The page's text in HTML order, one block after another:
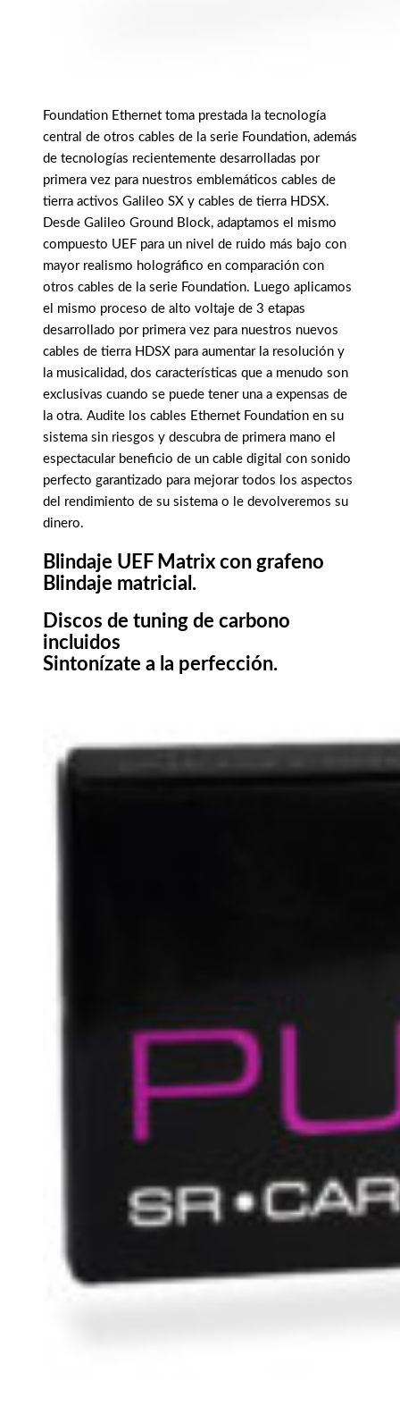
Foundation Ethernet toma prestada la tecnología
central de otros cables de la serie Foundation, además
de tecnologías recientemente desarrolladas por
primera vez para nuestros emblemáticos cables de
tierra activos Galileo SX y cables de tierra HDSX.
Desde Galileo Ground Block, adaptamos el mismo
compuesto UEF para un nivel de ruido más bajo con
mayor realismo holográfico en comparación con
otros cables de la serie Foundation. Luego aplicamos
el mismo proceso de alto voltaje de 3 etapas
desarrollado por primera vez para nuestros nuevos
cables de tierra HDSX para aumentar la resolución y
la musicalidad, dos características que a menudo son
exclusivas cuando se puede tener una a expensas de
la otra. Audite los cables Ethernet Foundation en su
sistema sin riesgos y descubra de primera mano el
espectacular beneficio de un cable digital con sonido
perfecto garantizado para mejorar todos los aspectos
del rendimiento de su sistema o le devolveremos su
dinero.
Blindaje UEF Matrix con grafeno
Blindaje matricial.
Discos de tuning de carbono
incluidos
Sintonízate a la perfección.